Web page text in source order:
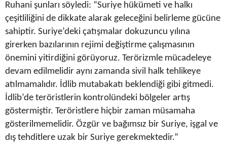
Ruhani şunları söyledi: “Suriye hükümeti ve halkı
çeşitliliğini de dikkate alarak geleceğini belirleme gücüne
sahiptir. Suriye’deki çatışmalar dokuzuncu yılına
girerken bazılarının rejimi değiştirme çalışmasının
önemini yitirdiğini görüyoruz. Terörizmle mücadeleye
devam edilmelidir aynı zamanda sivil halk tehlikeye
atılmamalıdır. İdlib mutabakatı beklendiği gibi gitmedi.
İdlib’de teröristlerin kontrolündeki bölgeler artış
göstermiştir. Teröristlere hiçbir zaman müsamaha
gösterilmemelidir. Özgür ve bağımsız bir Suriye, işgal ve
dış tehditlere uzak bir Suriye gerekmektedir.”